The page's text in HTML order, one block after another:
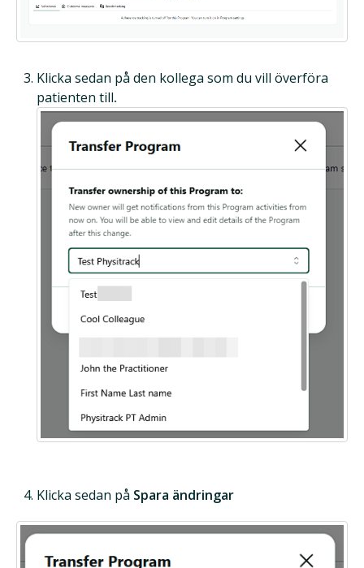
Klicka sedan på den kollega som du vill överföra
patienten till.
Klicka sedan på Spara ändringar